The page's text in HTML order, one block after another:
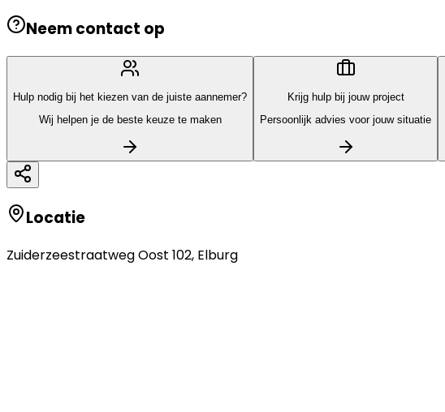
Neem contact op
Hulp nodig bij het kiezen van de juiste aannemer?
Wij helpen je de beste keuze te maken
Krijg hulp bij jouw project
Persoonlijk advies voor jouw situatie
Locatie
Zuiderzeestraatweg Oost 102, Elburg